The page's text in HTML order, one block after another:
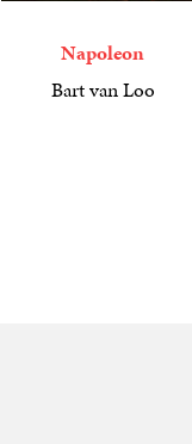
Napoleon
Bart van Loo